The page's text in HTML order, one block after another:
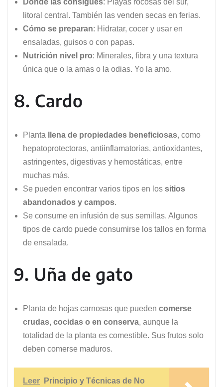
Dónde las consigues: Playas rocosas del sur,
litoral central. También las venden secas en ferias.
Cómo se preparan: Hidratar, cocer y usar en
ensaladas, guisos o con papas.
Nutrición nivel pro: Minerales, fibra y una textura
única que o la amas o la odias. Yo la amo.
8. Cardo
Planta llena de propiedades beneficiosas, como
hepatoprotectoras, antiinflamatorias, antioxidantes,
astringentes, digestivas y hemostáticas, entre
muchas más.
Se pueden encontrar varios tipos en los sitios
abandonados y campos.
Se consume en infusión de sus semillas. Algunos
tipos de cardo puede consumirse los tallos en forma
de ensalada.
9. Uña de gato
Planta de hojas carnosas que pueden comerse
crudas, cocidas o en conserva, aunque la
totalidad de la planta es comestible. Sus frutos solo
deben comerse maduros.
Leer
Principio y Técnicas de No